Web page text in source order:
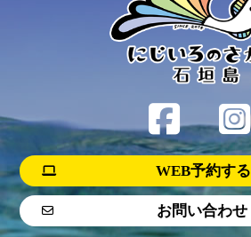
WEB予約する
お問い合わせ